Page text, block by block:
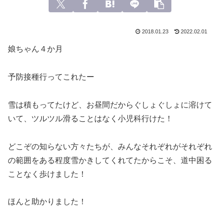
2018.01.23 2022.02.01
娘ちゃん４か月
予防接種行ってこれたー
雪は積もってたけど、お昼間だからぐしょぐしょに溶けて
いて、ツルツル滑ることはなく小児科行けた！
どこぞの知らない方々たちが、みんなそれぞれがそれぞれ
の範囲をある程度雪かきしてくれてたからこそ、道中困る
ことなく歩けました！
ほんと助かりました！